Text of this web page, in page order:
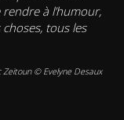
à l’humour,
tous les
Zeitoun © Evelyne Desaux